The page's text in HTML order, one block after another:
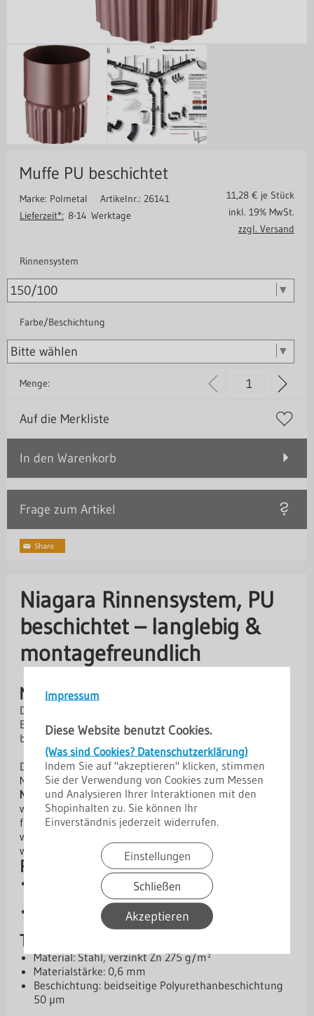
Impressum
Diese Website benutzt Cookies.
(Was sind Cookies? Datenschutzerklärung)
Indem Sie auf "akzeptieren" klicken, stimmen
Sie der Verwendung von Cookies zum Messen
und Analysieren Ihrer Interaktionen mit den
Shopinhalten zu. Sie können Ihr
Einverständnis jederzeit widerrufen.
Einstellungen
Schließen
Akzeptieren
Muffe PU beschichtet
Marke: Polmetal Artikelnr.: 26141
Lieferzeit*: 8-14 Werktage
11,28 € je Stück
inkl. 19% MwSt.
zzgl. Versand
Rinnensystem
Farbe/Beschichtung
Menge:
Auf die Merkliste
In den Warenkorb
Frage zum Artikel
Niagara Rinnensystem, PU
beschichtet – langlebig &
montagefreundlich
Muffe
Die Muffe ist ein Bestandteil eines vertikalen
Entwässerungssystems. Es ermöglicht Fallrohre auf
beliebige Weise miteinander zu verbinden.
Das DachrinnensystemNiagarasind ein hochwertiges
Metallrinnensystem, das speziell für eineeinfache
Montageund eineeffiziente Wasserableitung entwickelt
wurde. Die beidseitige Polyurethanbeschichtung sorgt
für ausgezeichnete Korrosions- und Farbbeständigkeit,
wodurch die Dachrinne besonders langlebig und
witterungsfest ist.
Produktvorteile
Hohe Lebensdauer:
Verzinkter Stahl mit
Polyurethanbeschichtung
Korrosions- & UV-beständig:Optimaler Schutz vor
Witterungseinflüssen.
Technische Daten
Material: Stahl, verzinkt Zn 275 g/m²
Materialstärke: 0,6 mm
Beschichtung: beidseitige Polyurethanbeschichtung
50 µm